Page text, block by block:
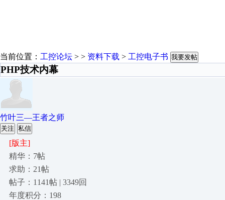
当前位置： 工控论坛 > > 资料下载 > 工控电子书 我要发帖
PHP技术内幕
竹叶三—王者之师
关注 私信
[版主]
精华：7帖
求助：21帖
帖子：1141帖 | 3349回
年度积分：198